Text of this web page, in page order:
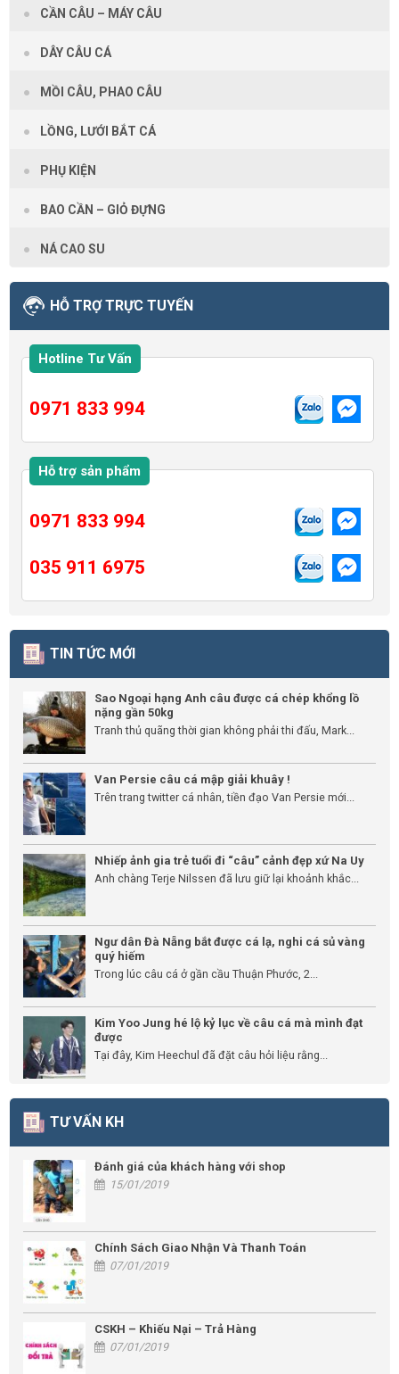
CẦN CÂU – MÁY CÂU
DÂY CÂU CÁ
MỒI CÂU, PHAO CÂU
LỒNG, LƯỚI BẮT CÁ
PHỤ KIỆN
BAO CẦN – GIỎ ĐỰNG
NÁ CAO SU
HỖ TRỢ TRỰC TUYẾN
Hotline Tư Vấn
0971 833 994
Hỗ trợ sản phẩm
0971 833 994
035 911 6975
TIN TỨC MỚI
Sao Ngoại hạng Anh câu được cá chép khổng lồ
nặng gần 50kg
Tranh thủ quãng thời gian không phải thi đấu, Mark...
Van Persie câu cá mập giải khuây !
Trên trang twitter cá nhân, tiền đạo Van Persie mới...
Nhiếp ảnh gia trẻ tuổi đi “câu” cảnh đẹp xứ Na Uy
Anh chàng Terje Nilssen đã lưu giữ lại khoảnh khắc...
Ngư dân Đà Nẵng bắt được cá lạ, nghi cá sủ vàng
quý hiếm
Trong lúc câu cá ở gần cầu Thuận Phước, 2...
Kim Yoo Jung hé lộ kỷ lục về câu cá mà mình đạt
được
Tại đây, Kim Heechul đã đặt câu hỏi liệu rằng...
TƯ VẤN KH
Đánh giá của khách hàng với shop
15/01/2019
Chính Sách Giao Nhận Và Thanh Toán
07/01/2019
CSKH – Khiếu Nại – Trả Hàng
07/01/2019